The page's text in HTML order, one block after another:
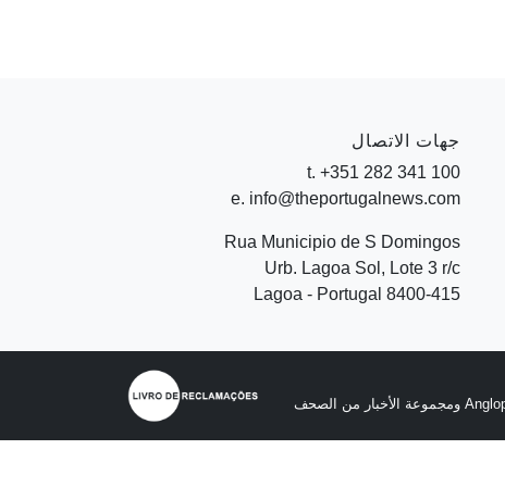
جهات الاتصال
t. +351 282 341 100
e. info@theportugalnews.com
Rua Municipio de S Domingos
Urb. Lagoa Sol, Lote 3 r/c
8400-415 Lagoa - Portugal